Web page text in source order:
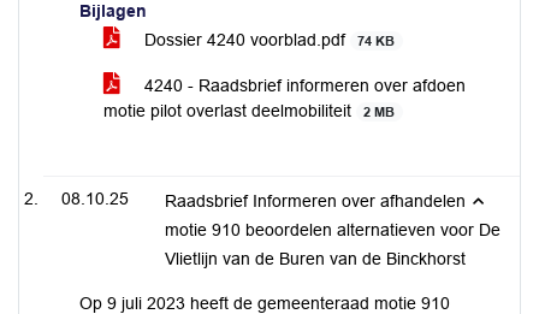
Bijlagen
Dossier 4240 voorblad.pdf
74 KB
4240 - Raadsbrief informeren over afdoen
motie pilot overlast deelmobiliteit
2 MB
08.10.25
Raadsbrief Informeren over afhandelen
motie 910 beoordelen alternatieven voor De
Vlietlijn van de Buren van de Binckhorst
Op 9 juli 2023 heeft de gemeenteraad motie 910